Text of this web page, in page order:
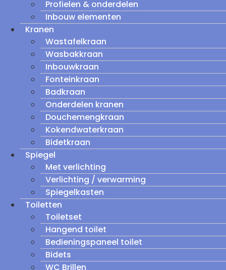
Profielen & onderdelen
Inbouw elementen
Kranen
Wastafelkraan
Wasbakkraan
Inbouwkraan
Fonteinkraan
Badkraan
Onderdelen kranen
Douchemengkraan
Kokendwaterkraan
Bidetkraan
Spiegel
Met verlichting
Verlichting / verwarming
Spiegelkasten
Toiletten
Toiletset
Hangend toilet
Bedieningspaneel toilet
Bidets
WC Brillen